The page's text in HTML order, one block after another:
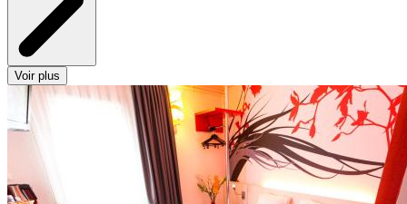
Voir plus